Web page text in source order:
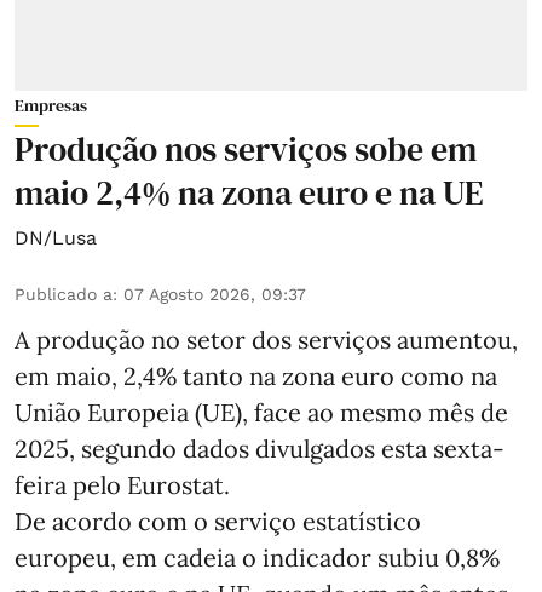
Empresas
Produção nos serviços sobe em
maio 2,4% na zona euro e na UE
DN/Lusa
Publicado a: 07 Agosto 2026, 09:37
A produção no setor dos serviços aumentou,
em maio, 2,4% tanto na zona euro como na
União Europeia (UE), face ao mesmo mês de
2025, segundo dados divulgados esta sexta-
feira pelo Eurostat.
De acordo com o serviço estatístico
europeu, em cadeia o indicador subiu 0,8%